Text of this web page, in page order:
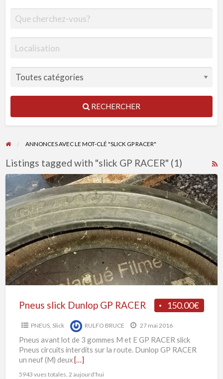
RECHERCHER
ANNONCES AVEC LE MOT-CLÉ "SLICK GP RACER"
Listings tagged with "slick GP RACER" (1)
Pneus
slick
Dunlop
GP
RACER
150.00€
Pneus slick Dunlop GP RACER
PNEUS, Slick RULFO BRUCE 27 mai 2016
Pneus avant lot de 3 gommes M et E GP RACER slick
Pneus circuits interdits sur la route. Dunlop GP RACER
un neuf (M) deux[…]
5943 vues totales, 2 aujourd'hui